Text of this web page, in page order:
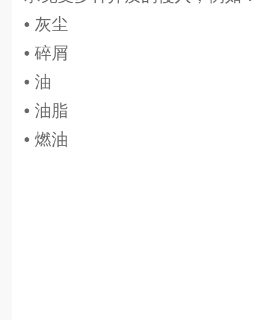
• 灰尘
• 碎屑
• 油
• 油脂
• 燃油